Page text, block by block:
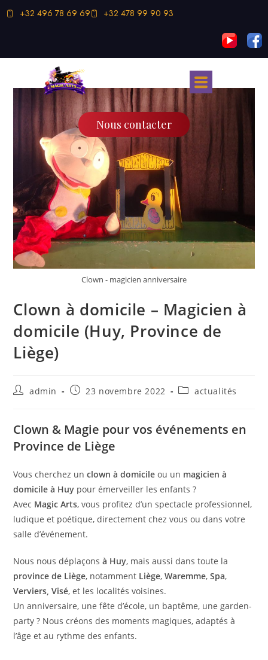
+32 496 78 69 69 +32 478 99 90 93
Nous contacter
Clown - magicien anniversaire
Clown à domicile – Magicien à
domicile (Huy, Province de
Liège)
admin 23 novembre 2022 actualités
Clown & Magie pour vos événements en
Province de Liège
Vous cherchez unclown à domicile ou un magicien à
domicile à Huy pour émerveiller les enfants ?
Avec Magic Arts, vous profitez d’un spectacle professionnel,
ludique et poétique, directement chez vous ou dans votre
salle d’événement.
Nous nous déplaçonsà Huy, mais aussi dans toute la
province de Liège, notamment Liège,Waremme,Spa,
Verviers, Visé, et les localités voisines.
Un anniversaire, une fête d’école, un baptême, une garden-
party ? Nous créons des moments magiques, adaptés à
l’âge et au rythme des enfants.